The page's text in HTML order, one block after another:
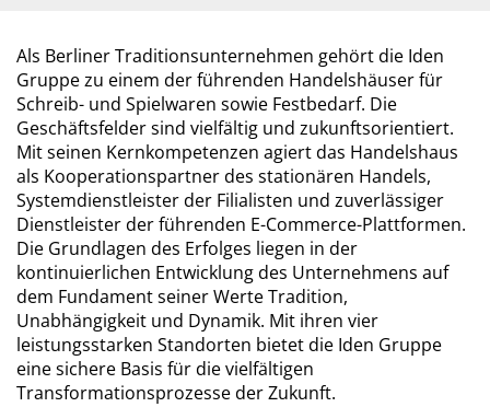
Als Berliner Traditionsunternehmen gehört die Iden
Gruppe zu einem der führenden Handelshäuser für
Schreib- und Spielwaren sowie Festbedarf. Die
Geschäftsfelder sind vielfältig und zukunftsorientiert.
Mit seinen Kernkompetenzen agiert das Handelshaus
als Kooperationspartner des stationären Handels,
Systemdienstleister der Filialisten und zuverlässiger
Dienstleister der führenden E-Commerce-Plattformen.
Die Grundlagen des Erfolges liegen in der
kontinuierlichen Entwicklung des Unternehmens auf
dem Fundament seiner Werte Tradition,
Unabhängigkeit und Dynamik. Mit ihren vier
leistungsstarken Standorten bietet die Iden Gruppe
eine sichere Basis für die vielfältigen
Transformationsprozesse der Zukunft.